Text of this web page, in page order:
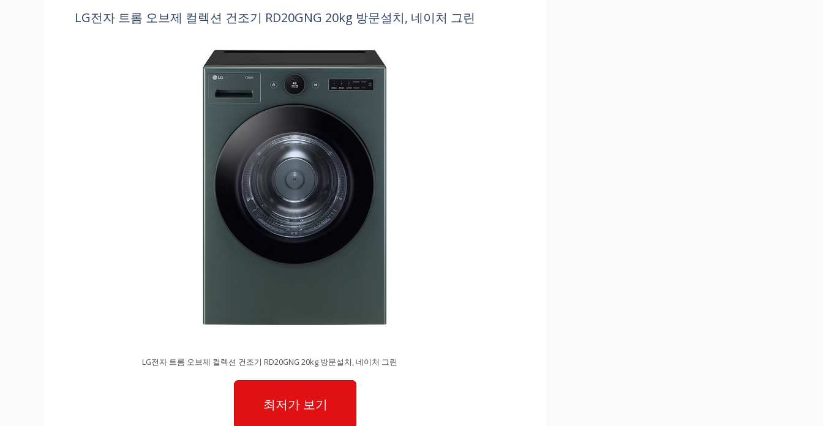
LG전자 트롬 오브제 컬렉션 건조기 RD20GNG 20kg 방문설치, 네이처 그린
LG전자 트롬 오브제 컬렉션 건조기 RD20GNG 20kg 방문설치, 네이처 그린
최저가 보기